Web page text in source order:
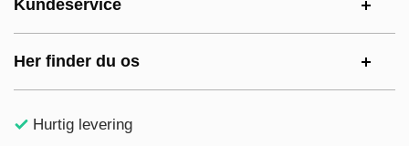
Kundeservice
Her finder du os
Hurtig levering